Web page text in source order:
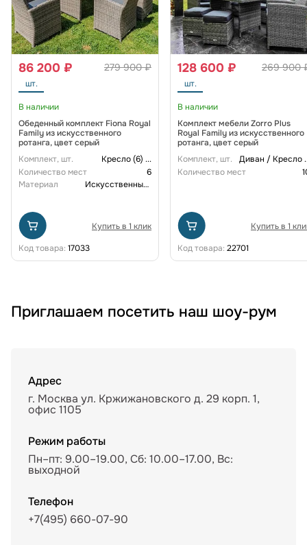
279 900 ₽
86 200 ₽
шт.
В наличии
Обеденный комплект Fiona Royal
Family из искусственного
ротанга, цвет серый
Комплект, шт.
Кресло (6) ...
Количество мест
6
Материал
Искусственный ротанг
Купить в 1 клик
Код товара: 17033
269 900
128 600 ₽
шт.
В наличии
Комплект мебели Zorro Plus
Royal Family из искусственного
ротанга, цвет серый
Комплект, шт.
Диван / Кресло
Количество мест
Купить в 1
Код товара: 22701
Приглашаем посетить наш шоу-рум
Адрес
г. Москва ул. Кржижановского д. 29 корп. 1,
офис 1105
Режим работы
Пн–пт: 9.00–19.00, Сб: 10.00–17.00, Вс:
выходной
Телефон
+7(495) 660-07-90